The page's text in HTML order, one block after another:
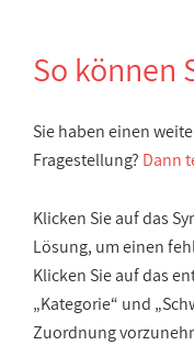
So können
Sie haben einen
Fragestellung? Dann
Klicken Sie auf das
Lösung, um einen
Klicken Sie auf das
„Kategorie“ und
Zuordnung